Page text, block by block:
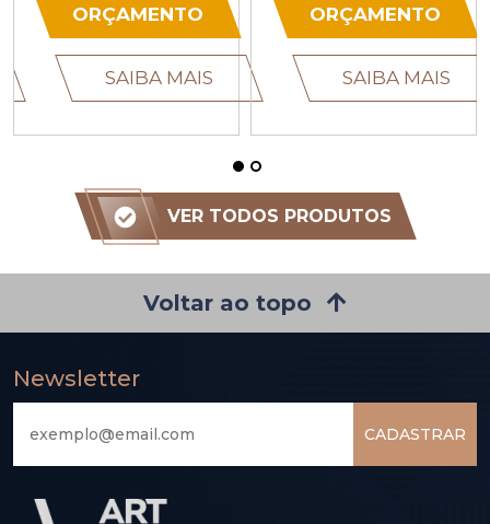
ORÇAMENTO
SAIBA MAIS SAIBA
VER TODOS PRODUTOS
Voltar ao topo
Newsletter
CADASTRAR